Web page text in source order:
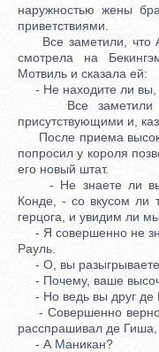
наружностью жены
приветствиями.
Все заметили, что
смотрела на
Мотвиль и сказала ей:
- Не находите ли вы,
Все заметили
присутствующими и,
После приема
попросил у короля
его новый штат.
- Не знаете ли вы,
Конде, - со вкусом ли
герцога, и увидим ли
- Я совершенно не
Рауль.
- О, вы разыгрываете
- Почему, ваше
- Но ведь вы друг де
- Совершенно верно,
расспрашивал де Гиша,
- А Маникан?